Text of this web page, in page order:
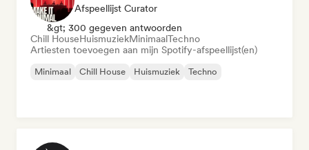
Afspeellijst Curator
&gt; 300 gegeven antwoorden
Chill HouseHuismuziekMinimaalTechno
Artiesten toevoegen aan mijn Spotify-afspeellijst(en)
Minimaal Chill House Huismuziek Techno